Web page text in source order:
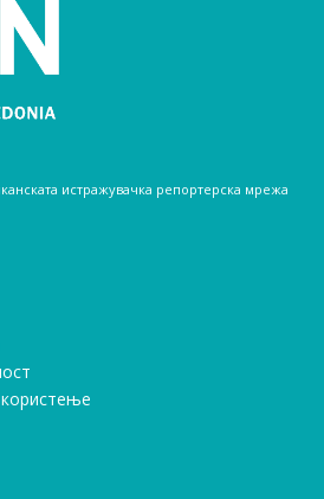
истражувачка репортерска мрежа